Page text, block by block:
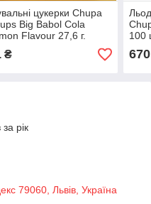
цукерки Chupa
Big Babol Cola
Flavour 27,6 г.
₴
100
670
рік
79060, Львів, Україна